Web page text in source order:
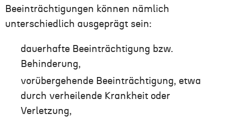
Beeinträchtigungen können nämlich
unterschiedlich ausgeprägt sein:
dauerhafte Beeinträchtigung bzw.
Behinderung,
vorübergehende Beeinträchtigung, etwa
durch verheilende Krankheit oder
Verletzung,